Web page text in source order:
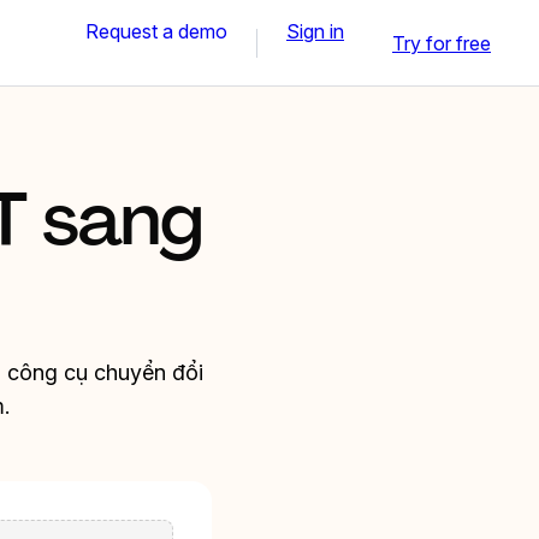
Request a demo Sign in Try for free
sang
cụ chuyển đổi